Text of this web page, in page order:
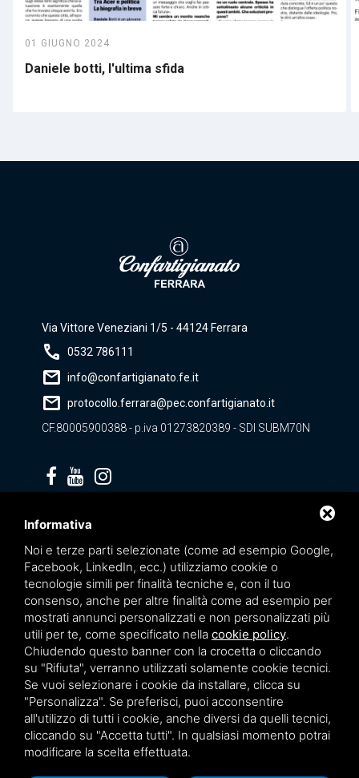
01 GIUGNO 2024
Daniele botti, l'ultima sfida
Via Vittore Veneziani 1/5 - 44124 Ferrara
call 0532 786111
mail info@confartigianato.fe.it
mail protocollo.ferrara@pec.confartigianato.it
CF.80005900388 - p.iva 01273820389 - SDI SUBM70N
Questo sito è protetto da Google reCAPTCHA v3,Privacy Policy
Terms of Service
di Google.
Informativa
Noi e terze parti selezionate (come ad esempio Google,
Facebook, LinkedIn, ecc.) utilizziamo cookie o
tecnologie simili per finalità tecniche e, con il tuo
consenso, anche per altre finalità come ad esempio per
mostrati annunci personalizzati e non personalizzati più
utili per te, come specificato nella cookie policy.
Chiudendo questo banner con la crocetta o cliccando
su "Rifiuta", verranno utilizzati solamente cookie tecnici.
Se vuoi selezionare i cookie da installare, clicca su
"Personalizza". Se preferisci, puoi acconsentire
all'utilizzo di tutti i cookie, anche diversi da quelli tecnici,
cliccando su "Accetta tutti". In qualsiasi momento potrai
modificare la scelta effettuata.